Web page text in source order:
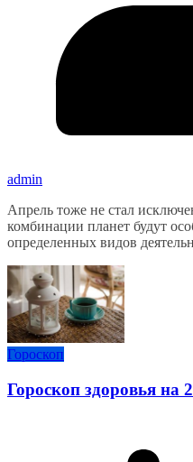
admin
Апрель тоже не стал
комбинации планет будут
определенных видов
Гороскоп
Гороскоп здоровья на